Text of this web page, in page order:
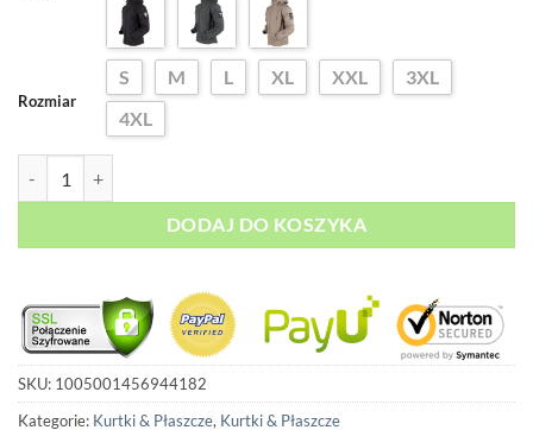
Rozmiar
S M L XL XXL
3XL
4XL
DODAJ DO KOSZYKA
SKU: 1005001456944182
Kategorie: Kurtki & Płaszcze, Kurtki & Płaszcze